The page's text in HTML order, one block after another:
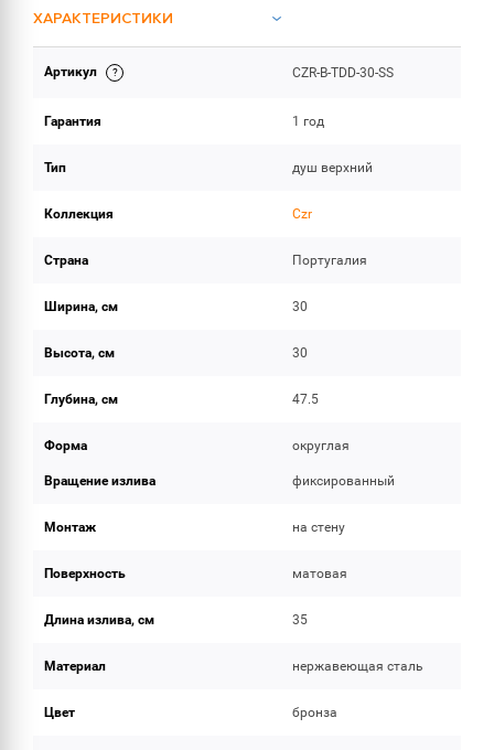
ХАРАКТЕРИСТИКИ
ОБЪЕМ ПОСТАВКИ
Артикул CZR-B-TDD-30-SS
Гарантия 1 год
Тип душ верхний
Коллекция Czr
Страна Португалия
Ширина, см 30
Высота, см 30
Глубина, см 47.5
Форма округлая
Вращение излива фиксированный
Монтаж на стену
Поверхность матовая
Длина излива, см 35
Материал нержавеющая сталь
Цвет бронза